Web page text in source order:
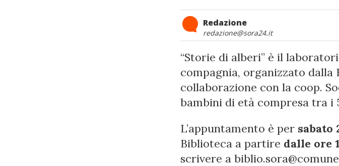
Redazione
redazione@sora24.it
“Storie di alberi” è il
compagnia, organizzato dalla
collaborazione con la coop.
bambini di età compresa tra i
L’appuntamento è per sabato
Biblioteca a partire dalle ore
scrivere a